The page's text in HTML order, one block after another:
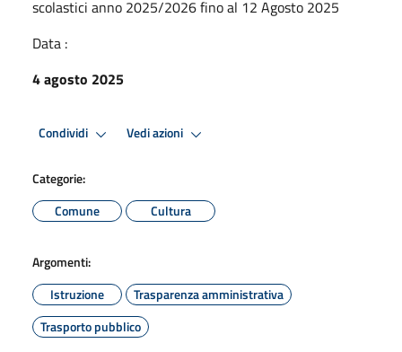
scolastici anno 2025/2026 fino al 12 Agosto 2025
Data :
4 agosto 2025
Condividi Vedi azioni
Categorie:
Comune
Cultura
Argomenti:
Istruzione
Trasparenza amministrativa
Trasporto pubblico